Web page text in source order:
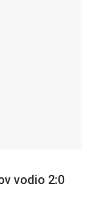
vodio 2:0